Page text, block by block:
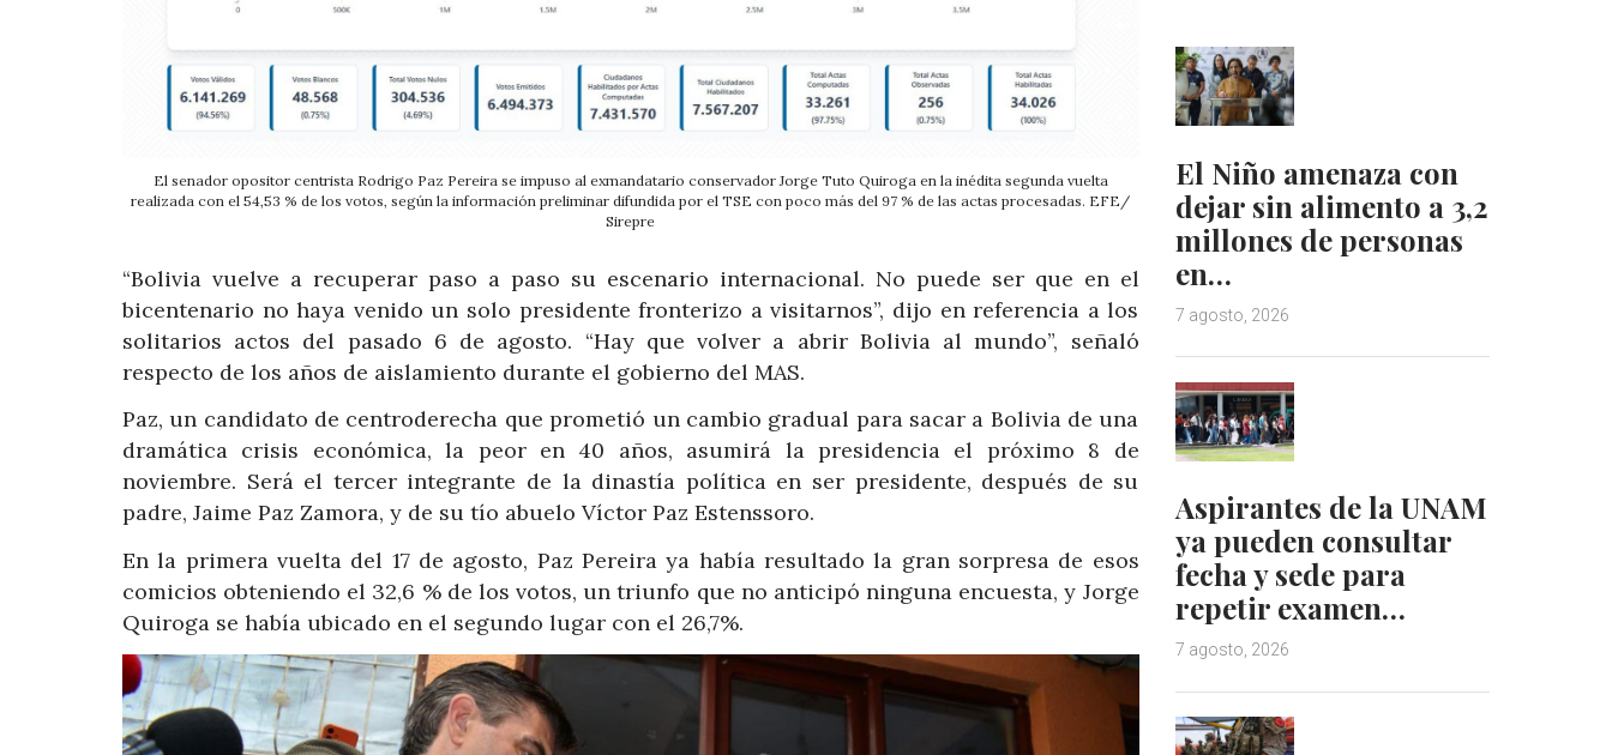
El senador opositor centrista Rodrigo Paz Pereira se impuso al exmandatario conservador Jorge Tuto Quiroga en la inédita segunda vuelta
realizada con el 54,53 % de los votos, según la información preliminar difundida por el TSE con poco más del 97 % de las actas procesadas. EFE/
Sirepre
“Bolivia vuelve a recuperar paso a paso su escenario internacional. No puede ser que en el
bicentenario no haya venido un solo presidente fronterizo a visitarnos”, dijo en referencia a los
solitarios actos del pasado 6 de agosto. “Hay que volver a abrir Bolivia al mundo”, señaló
respecto de los años de aislamiento durante el gobierno del MAS.
Paz, un candidato de centroderecha que prometió un cambio gradual para sacar a Bolivia de una
dramática crisis económica, la peor en 40 años, asumirá la presidencia el próximo 8 de
noviembre. Será el tercer integrante de la dinastía política en ser presidente, después de su
padre, Jaime Paz Zamora, y de su tío abuelo Víctor Paz Estenssoro.
En la primera vuelta del 17 de agosto, Paz Pereira ya había resultado la gran sorpresa de esos
comicios obteniendo el 32,6 % de los votos, un triunfo que no anticipó ninguna encuesta, y Jorge
Quiroga se había ubicado en el segundo lugar con el 26,7%.
El Niño amenaza con
dejar sin alimento a 3,2
millones de personas
en…
7 agosto, 2026
Aspirantes de la UNAM
ya pueden consultar
fecha y sede para
repetir examen…
7 agosto, 2026